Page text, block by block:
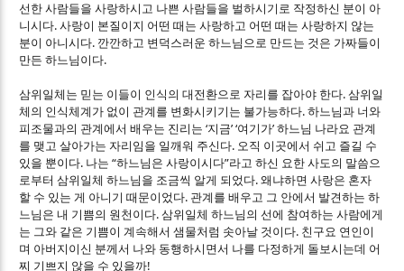
선한 사람들을 사랑하시고 나쁜 사람들을 벌하시기로 작정하신 분이 아
니시다.사랑이 본질이지 어떤 때는 사랑하고 어떤 때는 사랑하지 않는
분이 아니시다. 깐깐하고 변덕스러운 하느님으로 만드는 것은 가짜들이
만든 하느님이다.
삼위일체는 믿는 이들이 인식의 대전환으로 자리를 잡아야 한다.삼위일
체의 인식체계가 없이 관계를 변화시키기는 불가능하다.하느님과 너와
피조물과의 관계에서 배우는 진리는‘지금’ ‘여기가’하느님 나라요 관계
를 맺고 살아가는 자리임을 일깨워 주신다. 오직 이곳에서 쉬고 즐길 수
있을 뿐이다. 나는“하느님은 사랑이시다”라고 하신 요한 사도의 말씀으
로부터 삼위일체 하느님을 조금씩 알게 되었다.왜냐하면 사랑은 혼자
할 수 있는 게 아니기 때문이었다. 관계를 배우고 그 안에서 발견하는 하
느님은 내 기쁨의 원천이다.삼위일체 하느님의 선에 참여하는 사람에게
는 그와 같은 기쁨이 계속해서 샘물처럼 솟아날 것이다. 친구요 연인이
며 아버지이신 분께서 나와 동행하시면서 나를 다정하게 돌보시는데 어
찌 기쁘지 않을 수 있을까!